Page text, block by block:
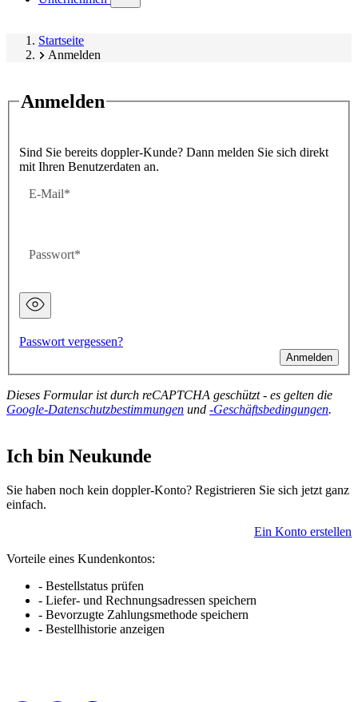
submenu)
Startseite
Anmelden
Anmelden
Sind Sie bereits doppler-Kunde? Dann melden Sie sich direkt
mit Ihren Benutzerdaten an.
E-Mail
Passwort
Passwort
Passwort vergessen?
Anmelden
Dieses Formular ist durch reCAPTCHA geschützt - es gelten die
Google-Datenschutzbestimmungen und -Geschäftsbedingungen.
Ich bin Neukunde
Sie haben noch kein doppler-Konto? Registrieren Sie sich jetzt ganz
einfach.
Ein Konto erstellen
Vorteile eines Kundenkontos:
- Bestellstatus prüfen
- Liefer- und Rechnungsadressen speichern
- Bevorzugte Zahlungsmethode speichern
- Bestellhistorie anzeigen